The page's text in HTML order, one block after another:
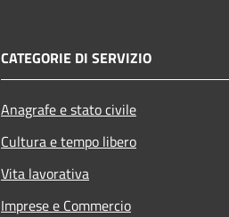
CATEGORIE DI SERVIZIO
Anagrafe e stato civile
Cultura e tempo libero
Vita lavorativa
Imprese e Commercio